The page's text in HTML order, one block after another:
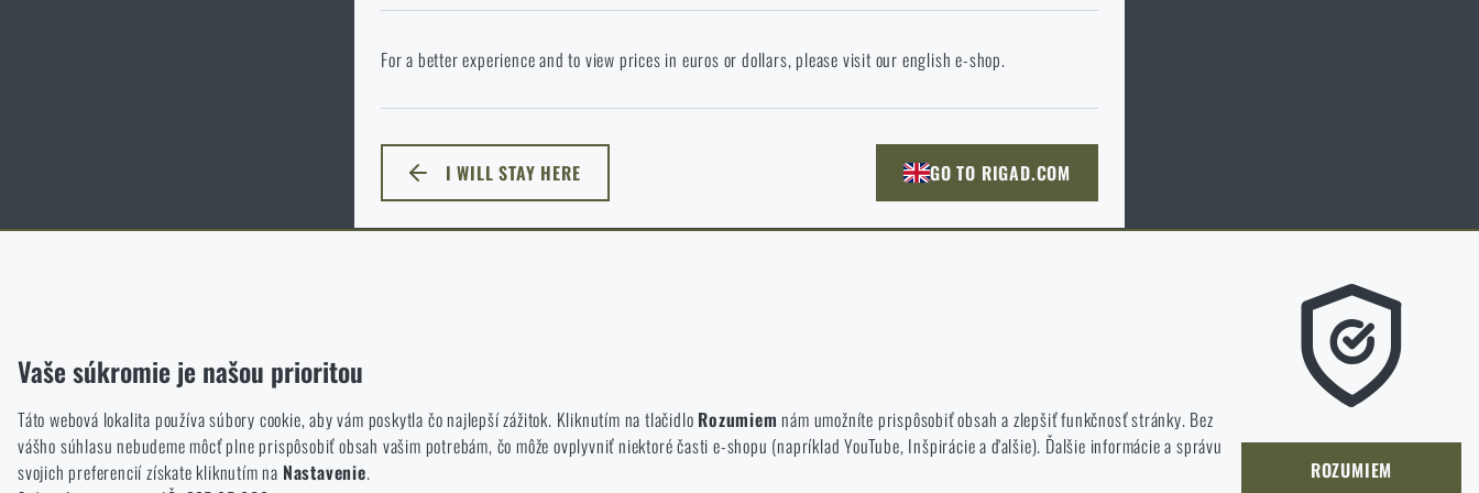
Vo vami vybranom jazyku stránka neexistuje. Môžete teda zostať tu, alebo prejsť na hlavnú stránku
cieľového jazyka. Akú možnosť si vyberiete?
ZOSTANEM TU PREJDEM NA HLAVNÚ STRÁNKU
PREJSŤ DO KOŠÍKA
ODÍSŤ ROZUMIEM, POKRAČOVAŤ
For a better experience and to view prices in euros or dollars, please visit our english e-shop.
I WILL STAY HERE GO TO RIGAD.COM
Vaše súkromie je našou prioritou
Táto webová lokalita používa súbory cookie, aby vám poskytla čo najlepší zážitok. Kliknutím na tlačidlo Rozumiem nám umožníte prispôsobiť obsah a zlepšiť funkčnosť stránky. Bez
vášho súhlasu nebudeme môcť plne prispôsobiť obsah vašim potrebám, čo môže ovplyvniť niektoré časti e-shopu (napríklad YouTube, Inšpirácie a ďalšie). Ďalšie informácie a správu
svojich preferencií získate kliknutím na Nastavenie.
Tieto súbory cookie anonymne ukladajú informácie o tom, ako si prezeráte a používate našu webovú lokalitu. Pomáhajú nám lepšie pochopiť, čo sa našim zákazníkom páči a kam by
Marketingové
Tieto súbory cookie nám pomáhajú optimalizovať reklamu smerovanú na náš e-shop, aby bola čo najefektívnejšia a aby sa náš obchod mohol neustále rozvíjať a zlepšovať. ROZUMIEM